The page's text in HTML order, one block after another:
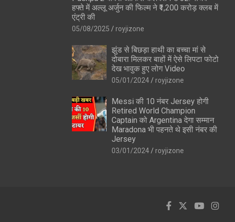
हफ्ते में अल्लू अर्जुन की फिल्म ने ₹1,200 करोड़ क्लब में
एंट्री की
05/08/2025 royjizone
झुंड से बिछड़ा हाथी का बच्चा मां से
दोबारा मिलकर बाहों में ऐसे लिपटा फोटो
देख भावुक हुए लोग Video
05/01/2024 royjizone
Messi की 10 नंबर Jersey होगी
Retired World Champion
Captain को Argentina देगा सम्मान
Maradona भी पहनते थे इसी नंबर की
Jersey
03/01/2024 royjizone